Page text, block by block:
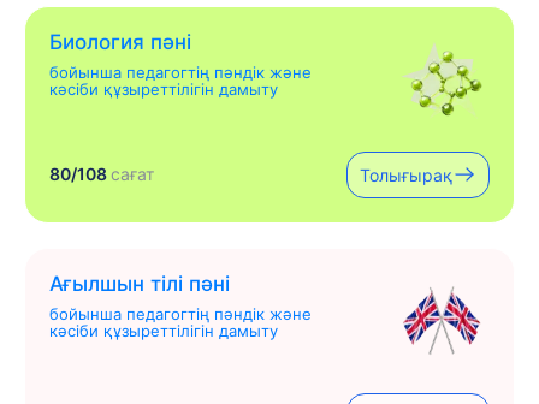
Биология пәні
бойынша педагогтің пәндік және
кәсіби құзыреттілігін дамыту
80/108сағат Толығырақ
Ағылшын тілі пәні
бойынша педагогтің пәндік және
кәсіби құзыреттілігін дамыту